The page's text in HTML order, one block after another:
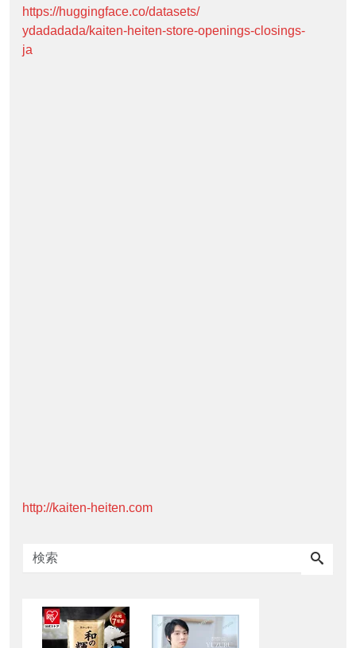
https://huggingface.co/datasets/
ydadadada/kaiten-heiten-store-openings-closings-
ja
http://kaiten-heiten.com